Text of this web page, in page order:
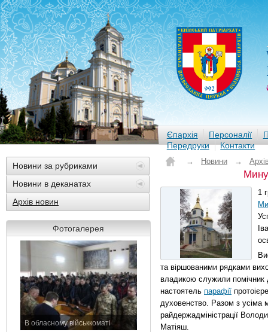
Єпархія Персоналії
Передруки
Контакти
Новини за рубриками
Новини в деканатах
Архів новин
Фотогалерея
В обласному військкоматі
→ Новини →
1
та віршованими рядками
владикою служили помічник
настоятель парафії
духовенство. Разом з усіма
райдержадміністрації
Матіяш.